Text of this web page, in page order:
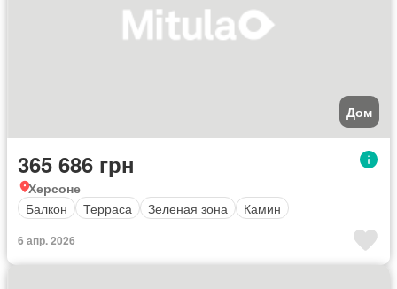
Дом
365 686 грн
Херсоне
Балкон
Терраса Зеленая зона Камин
6 апр. 2026